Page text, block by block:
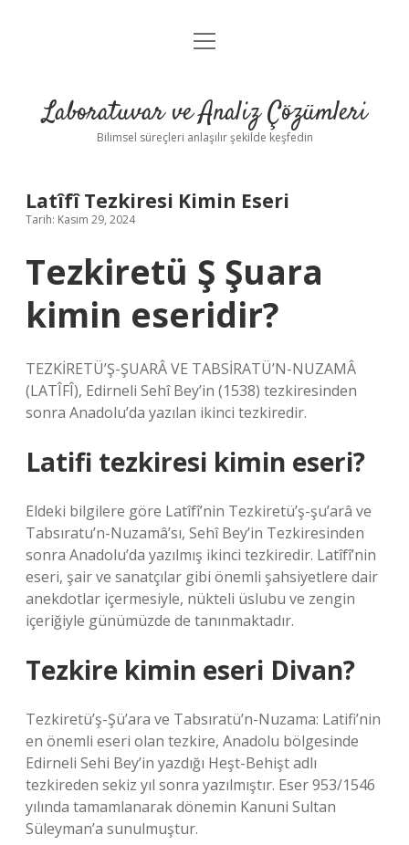
Anasayfa
Yasal Uyarı
menüyü
Laboratuvar ve Analiz Çözümleri
Bilimsel süreçleri anlaşılır şekilde keşfedin
Latîfî Tezkiresi Kimin Eseri
Tarih: Kasım 29, 2024
Tezkiretü Ş Şuara
kimin eseridir?
TEZKİRETÜ’Ş-ŞUARÂ VE TABSİRATÜ’N-NUZAMÂ
(LATÎFÎ), Edirneli Sehî Bey’in (1538) tezkiresinden
sonra Anadolu’da yazılan ikinci tezkiredir.
Latifi tezkiresi kimin eseri?
Eldeki bilgilere göre Latîfî’nin Tezkiretü’ş-şu’arâ ve
Tabsıratu’n-Nuzamâ’sı, Sehî Bey’in Tezkiresinden
sonra Anadolu’da yazılmış ikinci tezkiredir. Latîfî’nin
eseri, şair ve sanatçılar gibi önemli şahsiyetlere dair
anekdotlar içermesiyle, nükteli üslubu ve zengin
içeriğiyle günümüzde de tanınmaktadır.
Tezkire kimin eseri Divan?
Tezkiretü’ş-Şü’ara ve Tabsıratü’n-Nuzama: Latifi’nin
en önemli eseri olan tezkire, Anadolu bölgesinde
Edirneli Sehi Bey’in yazdığı Heşt-Behişt adlı
tezkireden sekiz yıl sonra yazılmıştır. Eser 953/1546
yılında tamamlanarak dönemin Kanuni Sultan
Süleyman’a sunulmuştur.